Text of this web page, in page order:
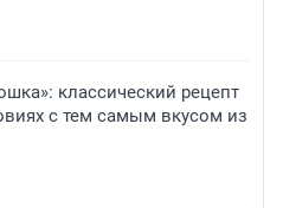
классический рецепт
с тем самым вкусом из